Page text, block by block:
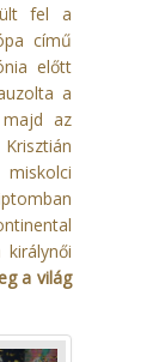
fel a
című
előtt
a
majd az
a világ